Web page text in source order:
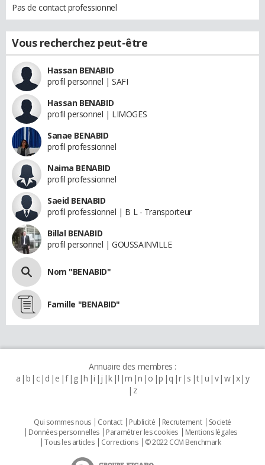
Pas de contact professionnel
Vous recherchez peut-être
Hassan BENABID
profil personnel | SAFI
Hassan BENABID
profil personnel | LIMOGES
Sanae BENABID
profil professionnel
Naima BENABID
profil professionnel
Saeid BENABID
profil professionnel | B L - Transporteur
Billal BENABID
profil personnel | GOUSSAINVILLE
Nom "BENABID"
Famille "BENABID"
Annuaire des membres :
a b c d e f g h i j k l m n o p q r s t u v w x y
z
Qui sommes nous Contact Publicité Recrutement
Societé
Données personnelles
Paramétrer les cookies
Mentions légales
Tous les articles
Corrections © 2022 CCM Benchmark